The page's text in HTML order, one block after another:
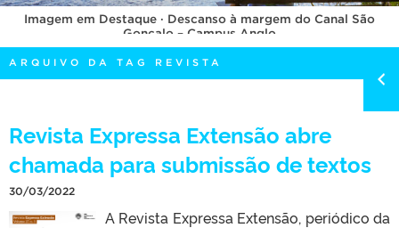
OUVIDORIA
PORTARIAS
TELEFONES
Imagem em Destaque · Descanso à margem do Canal São
Gonçalo – Campus Anglo
ARQUIVO DA TAG REVISTA
Revista Expressa Extensão abre
chamada para submissão de textos
30/03/2022
A Revista Expressa Extensão, periódico da